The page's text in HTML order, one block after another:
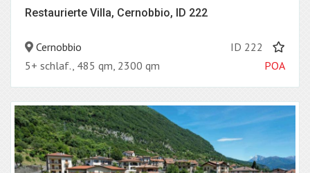
Restaurierte Villa, Cernobbio, ID 222
Cernobbio
ID 222
5+ schlaf., 485 qm, 2300 qm
POA